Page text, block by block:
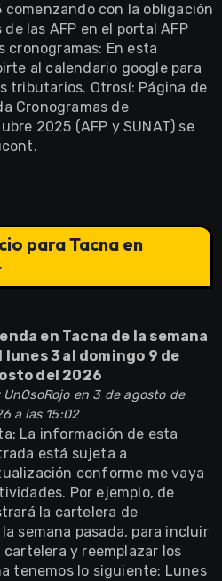
con la obligación
las AFP en el portal AFP
cronogramas: En esta
al calendario google para
tributarios. Otrosí: Página de
Cronogramas de
2025 (AFP y SUNAT) se
para Tacna en
en Tacna de la semana
lunes 3 al domingo 9 de
del 2026
UnOsoRojoen 3 de agosto de
a las 15:02
La información de esta
está sujeta a
conforme me vaya
Por ejemplo, de
la cartelera de
semana pasada, para incluir
y reemplazar los
tenemos lo siguiente: Lunes